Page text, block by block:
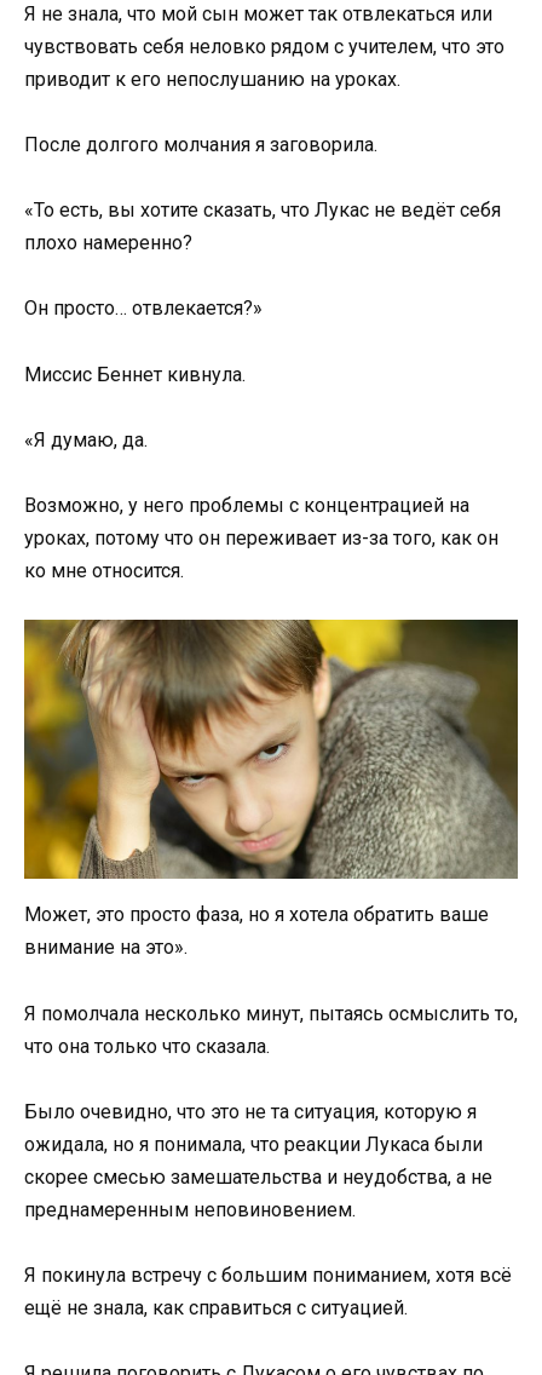
Я не знала, что мой сын может так отвлекаться или
чувствовать себя неловко рядом с учителем, что это
приводит к его непослушанию на уроках.
После долгого молчания я заговорила.
«То есть, вы хотите сказать, что Лукас не ведёт себя
плохо намеренно?
Он просто… отвлекается?»
Миссис Беннет кивнула.
«Я думаю, да.
Возможно, у него проблемы с концентрацией на
уроках, потому что он переживает из-за того, как он
ко мне относится.
Может, это просто фаза, но я хотела обратить ваше
внимание на это».
Я помолчала несколько минут, пытаясь осмыслить то,
что она только что сказала.
Было очевидно, что это не та ситуация, которую я
ожидала, но я понимала, что реакции Лукаса были
скорее смесью замешательства и неудобства, а не
преднамеренным неповиновением.
Я покинула встречу с большим пониманием, хотя всё
ещё не знала, как справиться с ситуацией.